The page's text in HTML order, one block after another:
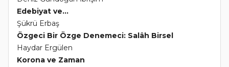
Edebiyat ve...
Şükrü Erbaş
Özgeci Bir Özge Denemeci: Salâh Birsel
Haydar Ergülen
Korona ve Zaman